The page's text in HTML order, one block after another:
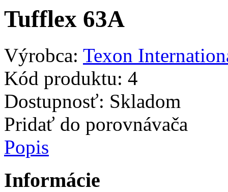
Tufflex 63A
Výrobca: Texon
Kód produktu: 4
Dostupnosť: Skladom
Pridať do porovnávača
Popis
Informácie